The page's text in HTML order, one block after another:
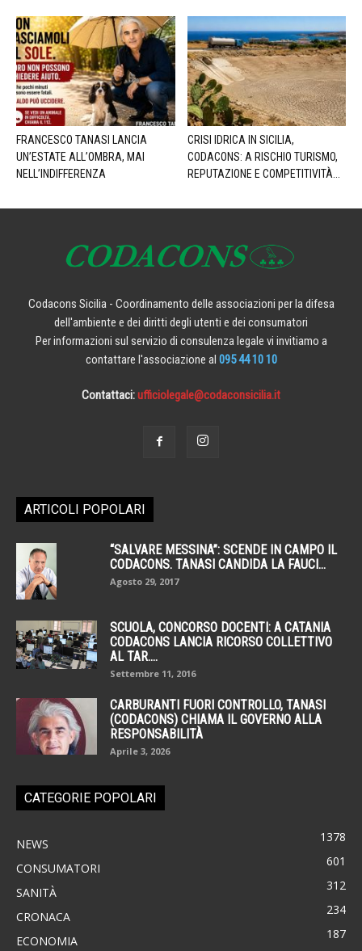
FRANCESCO TANASI LANCIA
UN’ESTATE ALL’OMBRA, MAI
NELL’INDIFFERENZA
CRISI IDRICA IN SICILIA,
CODACONS: A RISCHIO TURISMO,
REPUTAZIONE E COMPETITIVITÀ...
Codacons Sicilia - Coordinamento delle associazioni per la difesa
dell'ambiente e dei diritti degli utenti e dei consumatori
Per informazioni sul servizio di consulenza legale vi invitiamo a
contattare l'associazione al 095 44 10 10
Contattaci:ufficiolegale@codaconsicilia.it
ARTICOLI POPOLARI
“SALVARE MESSINA”: SCENDE IN CAMPO IL
CODACONS. TANASI CANDIDA LA FAUCI...
Agosto 29, 2017
SCUOLA, CONCORSO DOCENTI: A CATANIA
CODACONS LANCIA RICORSO COLLETTIVO
AL TAR....
Settembre 11, 2016
CARBURANTI FUORI CONTROLLO, TANASI
(CODACONS) CHIAMA IL GOVERNO ALLA
RESPONSABILITÀ
Aprile 3, 2026
CATEGORIE POPOLARI
NEWS 1378
CONSUMATORI 601
SANITÀ 312
CRONACA 234
ECONOMIA
187